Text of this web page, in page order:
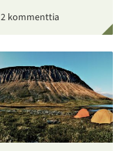
2 kommenttia